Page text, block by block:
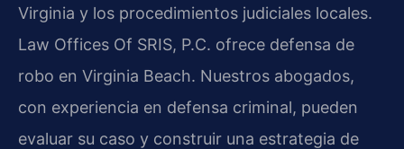
Virginia y los procedimientos judiciales locales.
Law Offices Of SRIS, P.C. ofrece defensa de
robo en Virginia Beach. Nuestros abogados,
con experiencia en defensa criminal, pueden
evaluar su caso y construir una estrategia de